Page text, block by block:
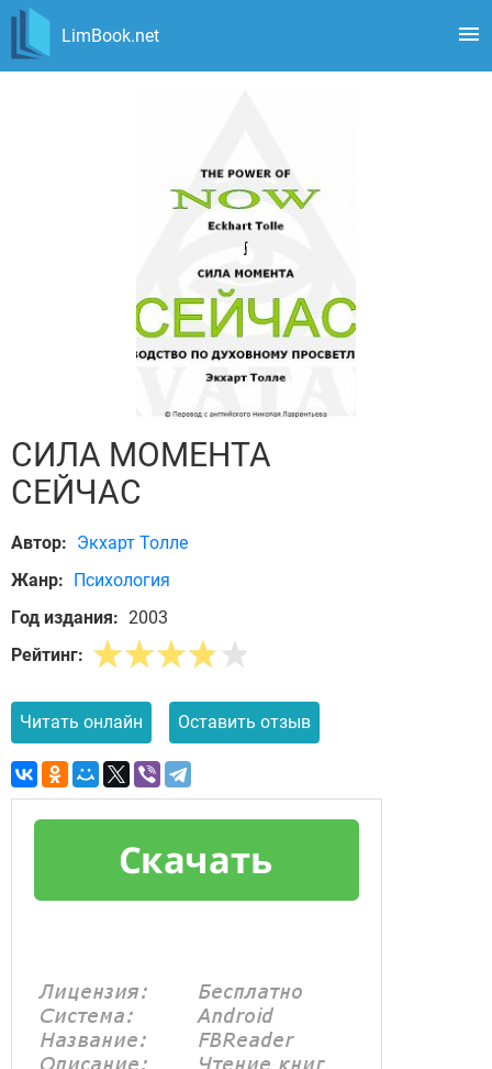
LimBook.net
СИЛА МОМЕНТА
СЕЙЧАС
Автор: Экхарт Толле
Жанр: Психология
Год издания: 2003
Рейтинг:
Читать онлайн Оставить отзыв